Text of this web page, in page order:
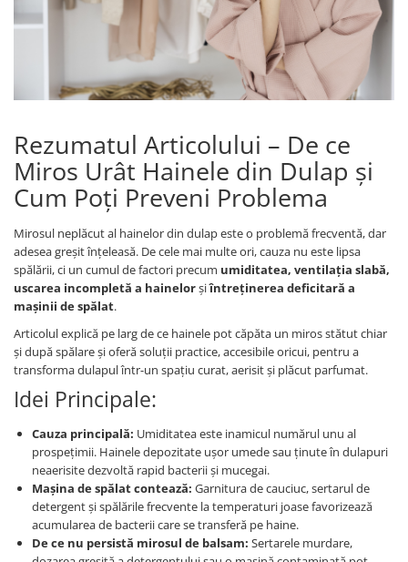
Cearceaf cu elastic
Cearceaf normal
Lenjerii De Pat Creponate
Lenjerii De Pat Bumbac Poplin 2
Persoane
Lenjerii De Pat Bumbac Poplin,
Matlasate, 2 Persoane
Lenjerii De Pat Bumbac Satinat 2
Persoane
Lenjerii De Pat Volanase
Lenjerii De Pat, Finet Premium 3D,
2 Persoane
Lenjerii De Pat Jacquard
Lenjerii De Pat Catifea
Lenjerii De Pat Cocolino
Artificiala De Iepure, 6 Piese, 2
Set Lenjerie Pat Blanita Iepure, 6
Piese, Cu Pilota Inclusa
Lenjerii De Pat Premium Collection
Set Lenjerie De Pat, 7 Piese, Cu
Pilota / Cuvertura Inclusa
Set Lenjerie De Pat Jacquard Regal,
Rezumatul Articolului – De ce
Miros Urât Hainele din Dulap și
Cum Poți Preveni Problema
Mirosul neplăcut al hainelor din dulap este o problemă frecventă, dar
adesea greșit înțeleasă. De cele mai multe ori, cauza nu este lipsa
spălării, ci un cumul de factori precum umiditatea, ventilația slabă,
uscarea incompletă a hainelorșiîntreținerea deficitară a
mașinii de spălat.
Articolul explică pe larg de ce hainele pot căpăta un miros stătut chiar
și după spălare și oferă soluții practice, accesibile oricui, pentru a
transforma dulapul într-un spațiu curat, aerisit și plăcut parfumat.
Idei Principale:
Cauza principală: Umiditatea este inamicul numărul unu al
prospețimii. Hainele depozitate ușor umede sau ținute în dulapuri
neaerisite dezvoltă rapid bacterii și mucegai.
Mașina de spălat contează: Garnitura de cauciuc, sertarul de
detergent și spălările frecvente la temperaturi joase favorizează
acumularea de bacterii care se transferă pe haine.
De ce nu persistă mirosul de balsam: Sertarele murdare,